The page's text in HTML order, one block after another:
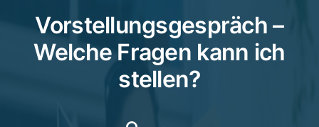
Vorstellungsgespräch –
Welche Fragen kann ich
stellen?